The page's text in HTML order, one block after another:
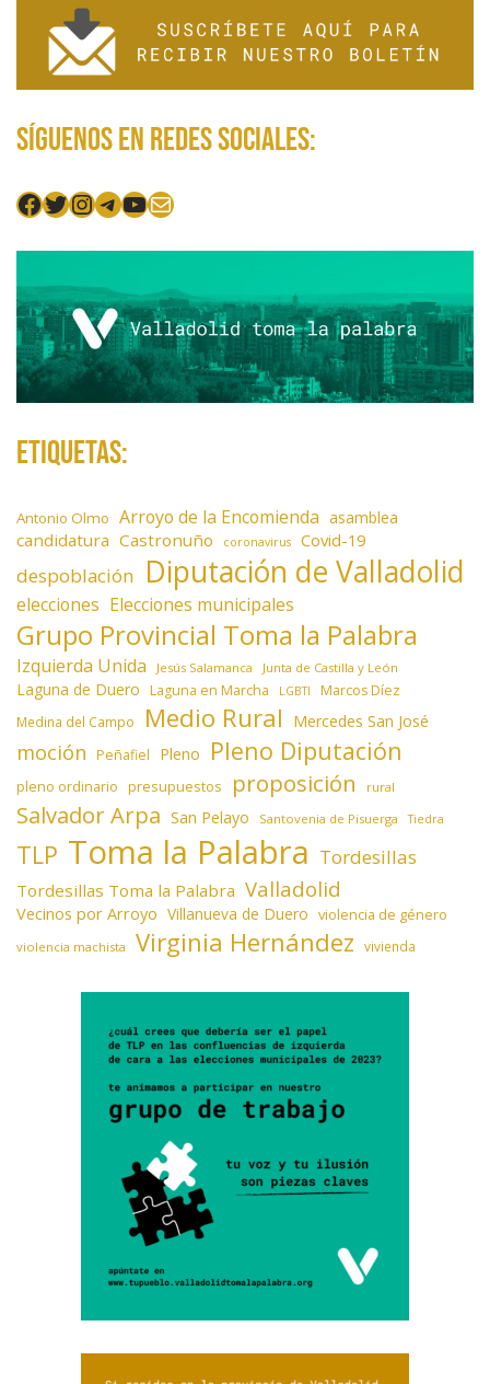
Síguenos en redes sociales:
Facebook
Twitter
Instagram
Telegram
YouTube
Mail
Etiquetas:
Antonio Olmo Arroyo de la Encomienda asamblea
candidatura Castronuño coronavirus Covid-19
despoblación Diputación de Valladolid
elecciones Elecciones municipales
Grupo Provincial Toma la Palabra
Izquierda Unida Jesús Salamanca Junta de Castilla y León
Laguna de Duero Laguna en Marcha LGBTI Marcos Díez
Medina del Campo Medio Rural Mercedes San José
moción Peñafiel Pleno Pleno Diputación
pleno ordinario presupuestos proposición rural
Salvador Arpa San Pelayo Santovenia de Pisuerga Tiedra
TLP Toma la Palabra Tordesillas
Tordesillas Toma la Palabra Valladolid
Vecinos por Arroyo Villanueva de Duero violencia de género
violencia machista Virginia Hernández vivienda